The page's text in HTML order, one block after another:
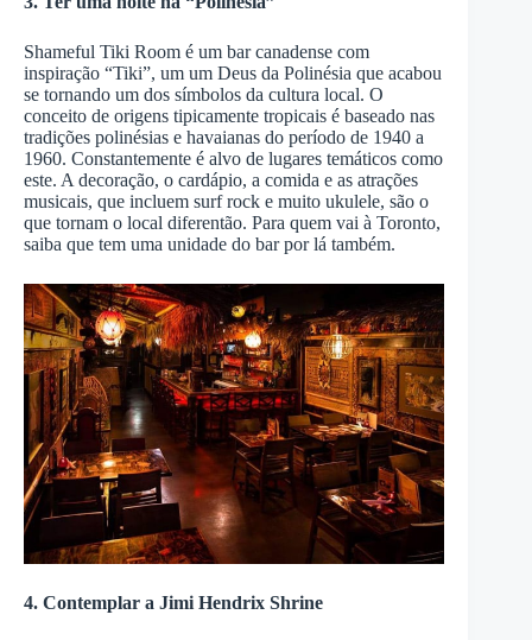
Shameful Tiki Room é um bar canadense com
inspiração “Tiki”, um um Deus da Polinésia que acabou
se tornando um dos símbolos da cultura local. O
conceito de origens tipicamente tropicais é baseado nas
tradições polinésias e havaianas do período de 1940 a
1960. Constantemente é alvo de lugares temáticos como
este. A decoração, o cardápio, a comida e as atrações
musicais, que incluem surf rock e muito ukulele, são o
que tornam o local diferentão. Para quem vai à Toronto,
saiba que tem uma unidade do bar por lá também.
4. Contemplar a Jimi Hendrix Shrine